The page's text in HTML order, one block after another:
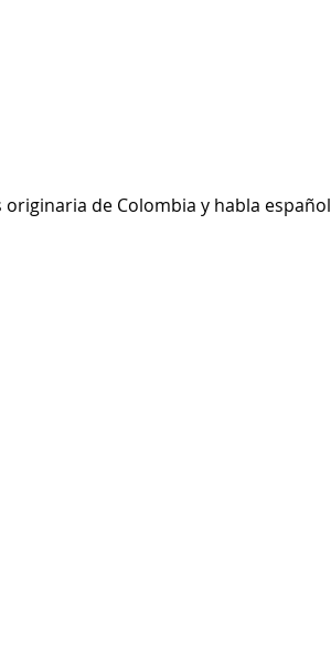
de Colombia y habla español